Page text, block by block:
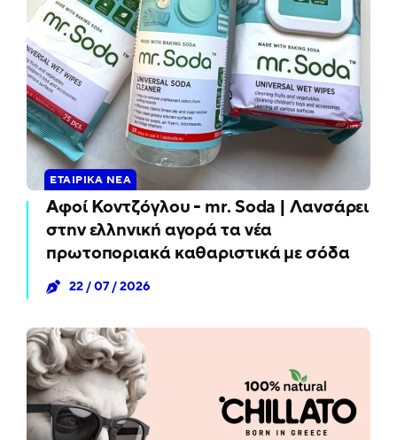
ΕΤΑΙΡΙΚΆ ΝΈΑ
Αφοί Κοντζόγλου - mr. Soda | Λανσάρει
στην ελληνική αγορά τα νέα
πρωτοποριακά καθαριστικά με σόδα
22 / 07 / 2026